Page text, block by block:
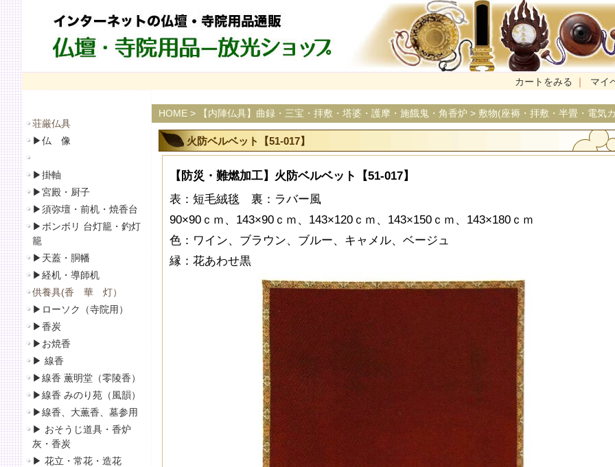
カートをみる ｜ マイ
荘厳仏具
▶仏 像
▶掛軸
▶宮殿・厨子
▶須弥壇・前机・焼香台
▶ ボンボリ 台灯籠・釣灯
籠
▶ 天蓋・胴幡
▶経机・導師机
供養具(香 華 灯）
▶ ローソク（寺院用）
▶香炭
▶ お焼香
▶ 線香
▶線香 薫明堂（零陵香）
▶線香 みのり苑（風韻）
▶線香、大薫香、墓参用
▶ おそうじ道具・香炉
灰・香炭
▶ 花立・常花・造花
HOME > 【内陣仏具】曲録・三宝・拝敷・塔婆・護摩・施餓鬼・角香炉 > 敷物(座褥・拝敷・半畳・電気
火防ベルベット【51-017】
【防災・難燃加工】火防ベルベット【51-017】
表：短毛絨毯 裏：ラバー風
90×90ｃｍ、143×90ｃｍ、143×120ｃｍ、143×150ｃｍ、143×180ｃｍ
色：ワイン、ブラウン、ブルー、キャメル、ベージュ
縁：花あわせ黒